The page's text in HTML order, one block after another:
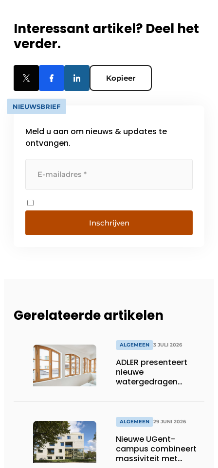
Interessant artikel? Deel het
verder.
Kopieer
NIEUWSBRIEF
Meld u aan om nieuws & updates te
ontvangen.
Inschrijven
Gerelateerde artikelen
ALGEMEEN 3 JULI 2026
ADLER presenteert
nieuwe
watergedragen
ALGEMEEN 29 JUNI 2026
Nieuwe UGent-
campus combineert
massiviteit met